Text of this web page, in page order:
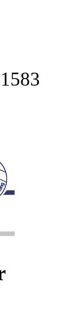
1583